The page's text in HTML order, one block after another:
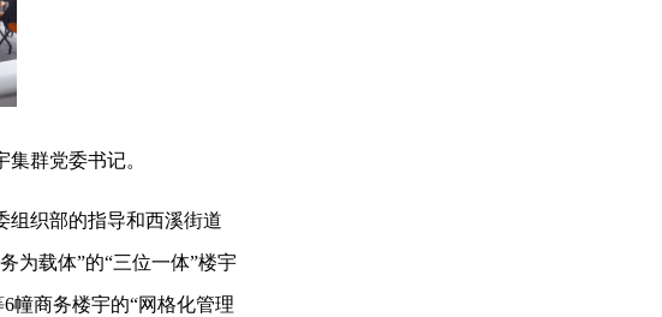
群党委书记。
织部的指导和西溪街道
为载体”的“三位一体”楼宇
幢商务楼宇的“网格化管理